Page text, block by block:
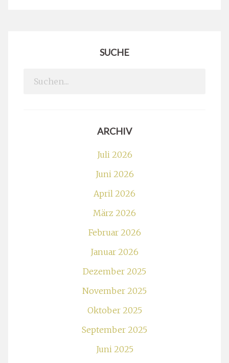
SUCHE
Search
ARCHIV
Juli 2026
Juni 2026
April 2026
März 2026
Februar 2026
Januar 2026
Dezember 2025
November 2025
Oktober 2025
September 2025
Juni 2025